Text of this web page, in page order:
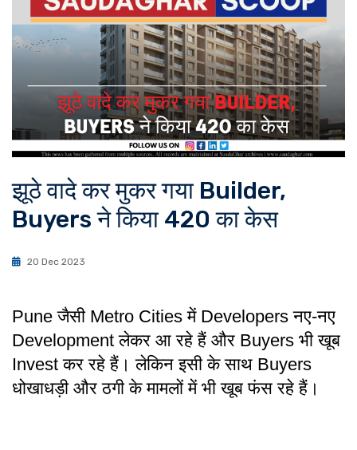
झूठे वादे कर मुकर गया Builder,
Buyers ने किया 420 का केस
20 Dec 2023
Pune जैसी Metro Cities में Developers नए-नए
Development लेकर आ रहे हैं और Buyers भी खूब
Invest कर रहे हैं। लेकिन इसी के साथ Buyers
धोखाधड़ी और ठगी के मामलों में भी खूब फंस रहे हैं।